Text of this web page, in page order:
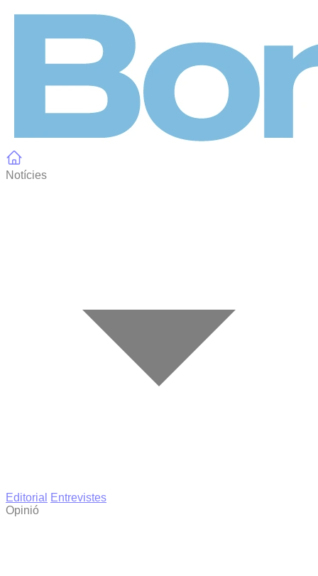
Notícies
Editorial
Entrevistes
Opinió